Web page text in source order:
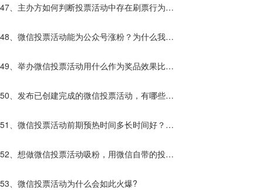
47、主办方如何判断投票活动中存在刷票行为？
发现刷票行为该怎么办？
48、微信投票活动能为公众号涨粉？为什么我的
不行？
49、举办微信投票活动用什么作为奖品效果比较
好呢？
50、发布已创建完成的微信投票活动，有哪些方
51、微信投票活动前期预热时间多长时间好？预
热还要做什么？
52、想做微信投票活动吸粉，用微信自带的投票
平台好还是第三方的投票平台好？
53、微信投票活动为什么会如此火爆?